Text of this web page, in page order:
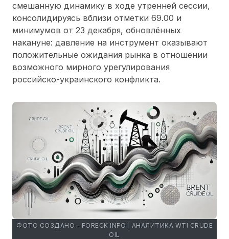
смешанную динамику в ходе утренней сессии,
консолидируясь вблизи отметки 69.00 и
минимумов от 23 декабря, обновлённых
накануне: давление на инструмент оказывают
положительные ожидания рынка в отношении
возможного мирного урегулирования
российско-украинского конфликта.
ФОТО СОЗДАНО - FORECK.INFO | АНАЛИТИКА WTI CRUDE
OIL